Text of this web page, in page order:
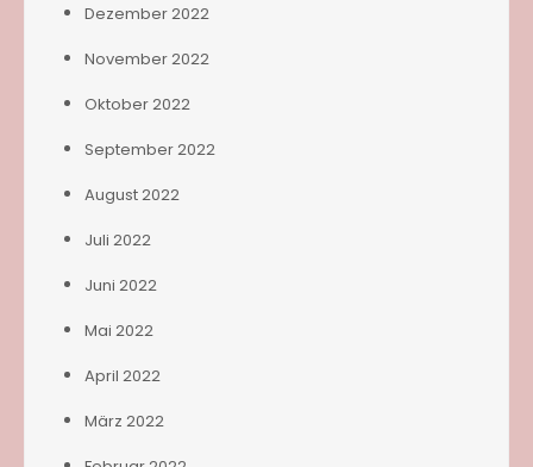
Dezember 2022
November 2022
Oktober 2022
September 2022
August 2022
Juli 2022
Juni 2022
Mai 2022
April 2022
März 2022